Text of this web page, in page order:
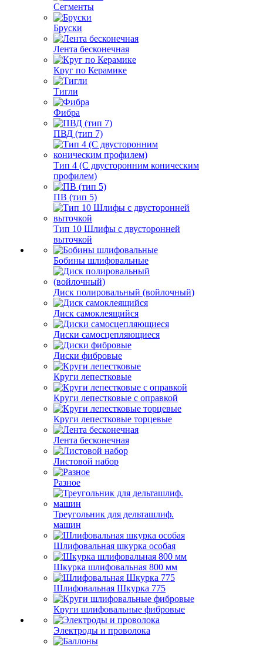
Сегменты
Бруски
Лента бесконечная
Круг по Керамике
Тигли
Фибра
ПВД (тип 7)
Тип 4 (С двусторонним коническим
профилем)
ПВ (тип 5)
Тип 10 Шлифы с двусторонней
выточкой
Бобины шлифовальные
Диск полировальный (войлочный)
Диск самоклеящийся
Диски самосцепляющиеся
Диски фибровые
Круги лепестковые
Круги лепестковые с оправкой
Круги лепестковые торцевые
Лента бесконечная
Листовой набор
Разное
Треугольник для дельташлиф.
машин
Шлифовальная шкурка особая
Шкурка шлифовальная 800 мм
Шлифовальная Шкурка 775
Круги шлифовальные фибровые
Электроды и проволока